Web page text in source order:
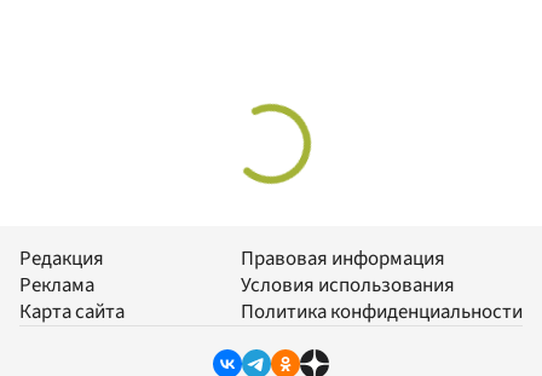
Редакция
Реклама
Карта сайта
Правовая информация
Условия использования
Политика конфиденциальности